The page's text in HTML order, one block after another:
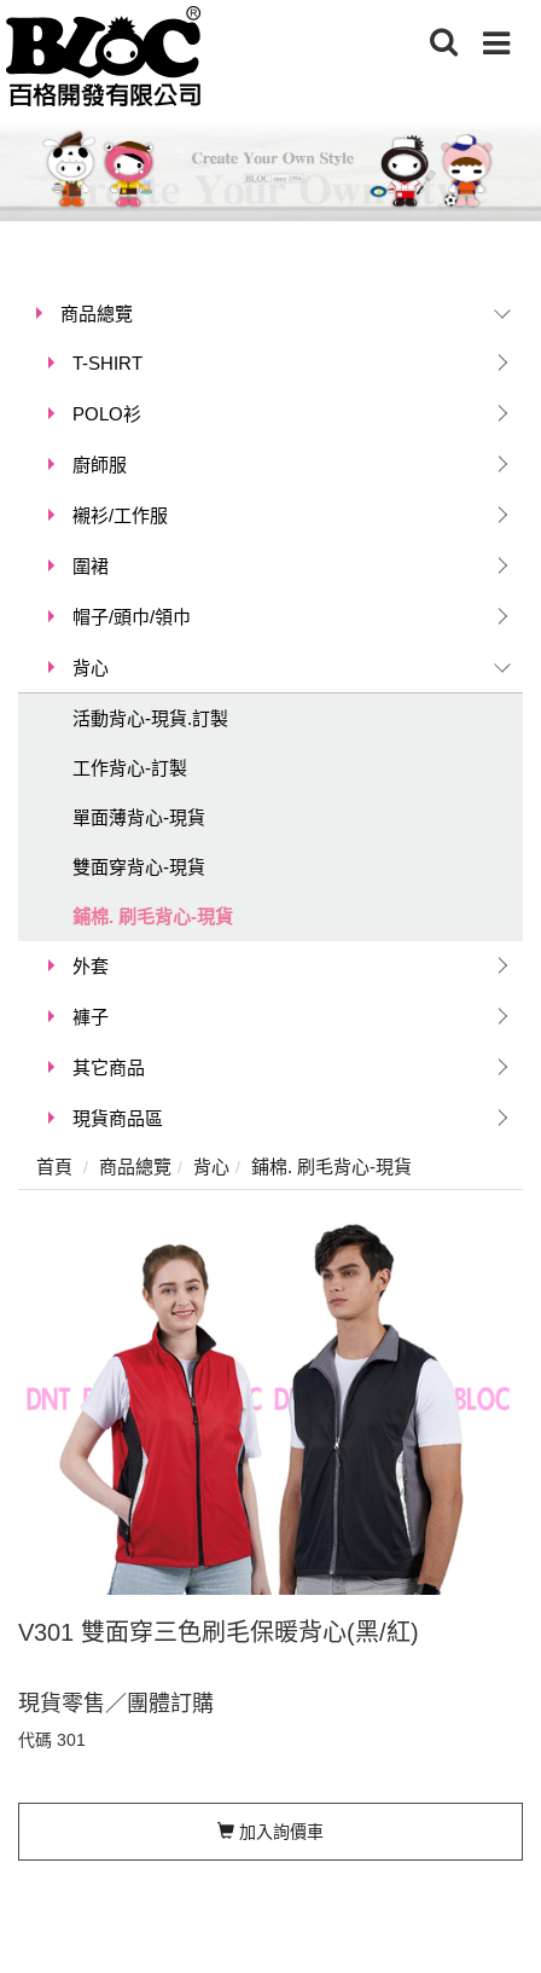
商品總覽
T-SHIRT
POLO衫
廚師服
襯衫/工作服
圍裙
帽子/頭巾/領巾
背心
活動背心-現貨.訂製
工作背心-訂製
單面薄背心-現貨
雙面穿背心-現貨
鋪棉. 刷毛背心-現貨
外套
褲子
其它商品
現貨商品區
首頁 商品總覽 背心 鋪棉. 刷毛背心-現貨
V301 雙面穿三色刷毛保暖背心(黑/紅)
現貨零售／團體訂購
代碼 301
加入詢價車